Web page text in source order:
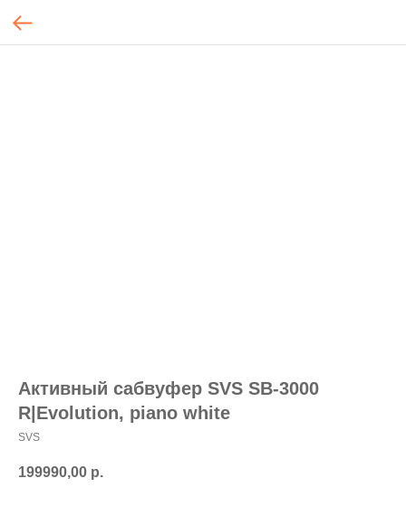
Активный сабвуфер SVS SB-3000
R|Evolution, piano white
SVS
199990,00 р.